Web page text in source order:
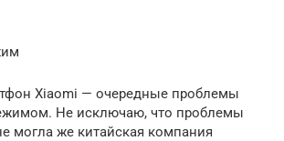
Xiaomi — очередные проблемы
Не исключаю, что проблемы
могла же китайская компания